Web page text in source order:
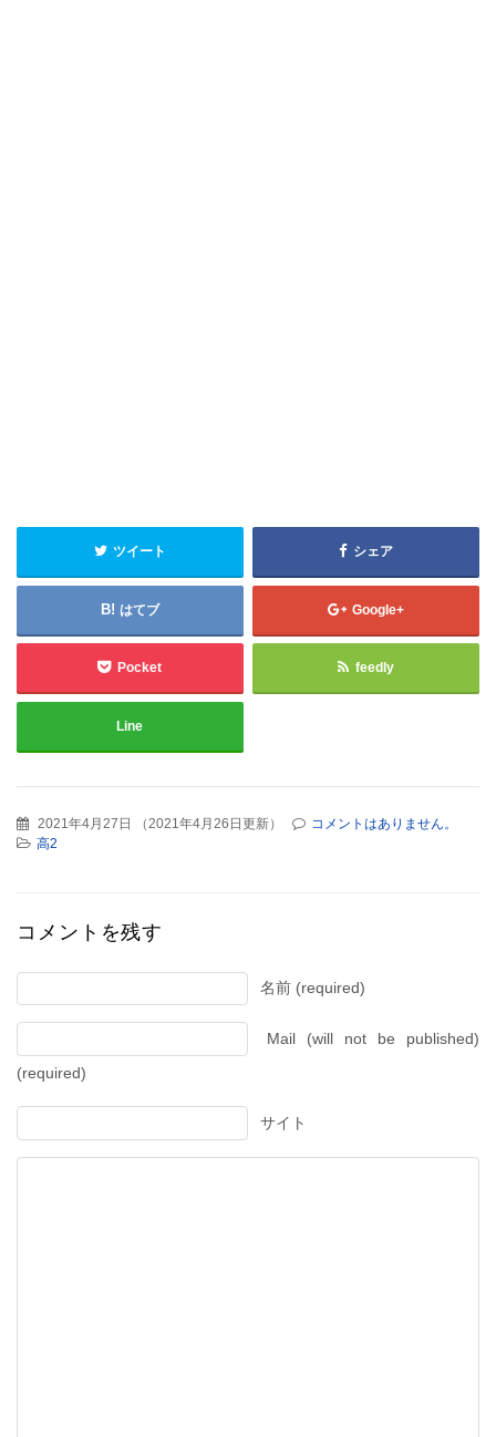
ツイート シェア
はてブ Google+
Pocket feedly
Line
2021年4月27日 （2021年4月26日更新）
コメントはありません。
高2
コメントを残す
名前 (required)
Mail (will not be published)
(required)
サイト